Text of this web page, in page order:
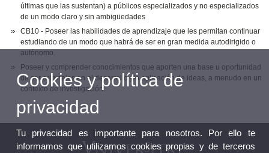
últimas que las sustentan) a públicos especializados y no especializados
de un modo claro y sin ambigüedades
CB10 - Poseer las habilidades de aprendizaje que les permitan continuar
estudiando de un modo que habrá de ser en gran medida autodirigido o
autónomo.
Poseer y comprender conocimientos que aporten una base u oportunidad
de ser originales en el desarrollo y/o aplicación de ideas, a menudo en un
contexto de investigación.
Cookies y política de
privacidad
Tu privacidad es importante para nosotros. Por ello te
informamos que utilizamos cookies propias y de terceros